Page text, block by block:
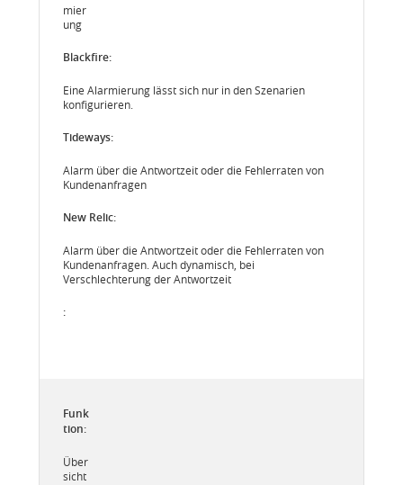
mier
ung
Eine Alarmierung lässt sich nur in den Szenarien
konfigurieren.
Alarm über die Antwortzeit oder die Fehlerraten von
Kundenanfragen
Alarm über die Antwortzeit oder die Fehlerraten von
Kundenanfragen. Auch dynamisch, bei
Verschlechterung der Antwortzeit
Über
sicht